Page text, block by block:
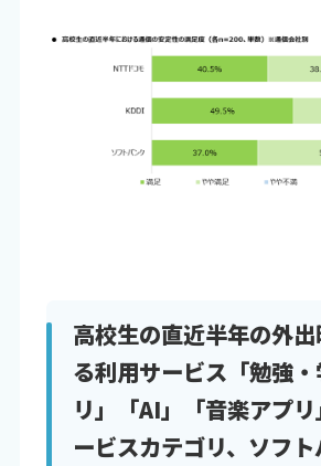
高校生の直近半年の外
る利用サービス「勉強
リ」「AI」「音楽アプ
ービスカテゴリ、ソフ